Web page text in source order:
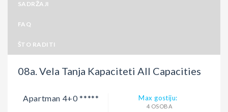
SADRŽAJI
FAQ
ŠTO RADITI
08a. Vela Tanja Kapaciteti All Capacities
Apartman 4+0 ***** Max gostiju:
4 OSOBA